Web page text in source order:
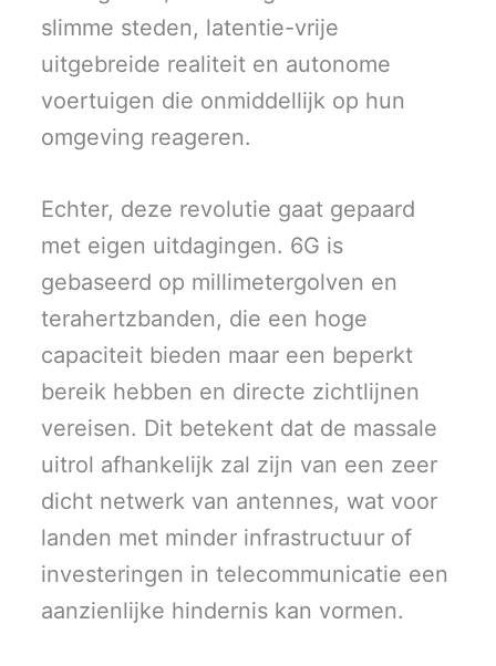
slimme steden, latentie-vrije
uitgebreide realiteit en autonome
voertuigen die onmiddellijk op hun
omgeving reageren.
Echter, deze revolutie gaat gepaard
met eigen uitdagingen. 6G is
gebaseerd op millimetergolven en
terahertzbanden, die een hoge
capaciteit bieden maar een beperkt
bereik hebben en directe zichtlijnen
vereisen. Dit betekent dat de massale
uitrol afhankelijk zal zijn van een zeer
dicht netwerk van antennes, wat voor
landen met minder infrastructuur of
investeringen in telecommunicatie een
aanzienlijke hindernis kan vormen.